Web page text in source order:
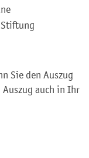
Sie den Auszug
auch in Ihr